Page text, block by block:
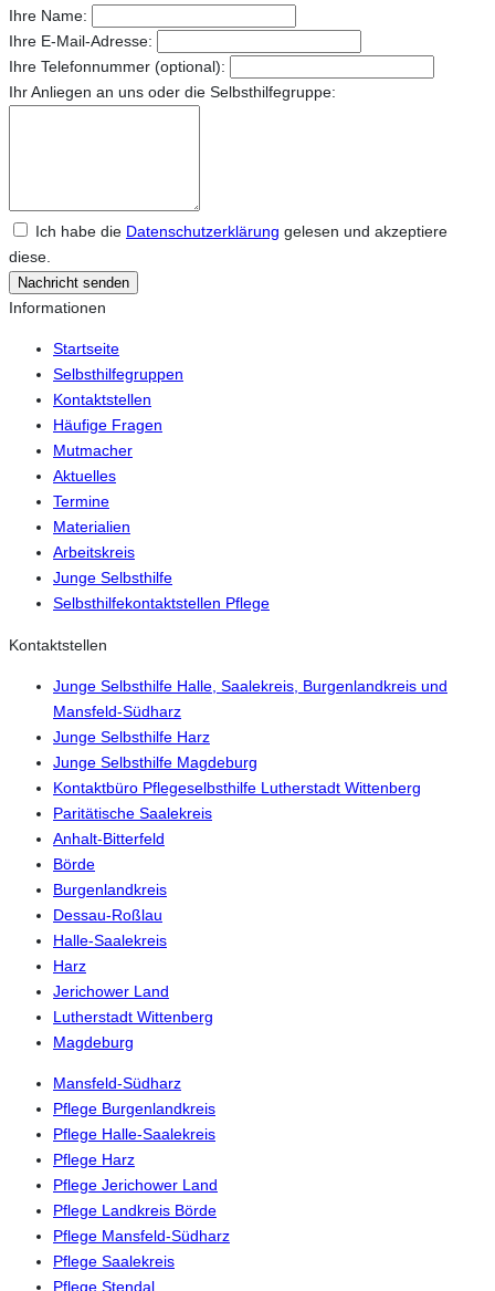
Ihre Name:
Ihre E-Mail-Adresse:
Ihre Telefonnummer (optional):
Ihr Anliegen an uns oder die Selbsthilfegruppe:
Ich habe die Datenschutzerklärung gelesen und akzeptiere
diese.
Nachricht senden
Informationen
Startseite
Selbsthilfegruppen
Kontaktstellen
Häufige Fragen
Mutmacher
Aktuelles
Termine
Materialien
Arbeitskreis
Junge Selbsthilfe
Selbsthilfekontaktstellen Pflege
Kontaktstellen
Junge Selbsthilfe Halle, Saalekreis, Burgenlandkreis und
Mansfeld-Südharz
Junge Selbsthilfe Harz
Junge Selbsthilfe Magdeburg
Kontaktbüro Pflegeselbsthilfe Lutherstadt Wittenberg
Paritätische Saalekreis
Anhalt-Bitterfeld
Börde
Burgenlandkreis
Dessau-Roßlau
Halle-Saalekreis
Harz
Jerichower Land
Lutherstadt Wittenberg
Magdeburg
Mansfeld-Südharz
Pflege Burgenlandkreis
Pflege Halle-Saalekreis
Pflege Harz
Pflege Jerichower Land
Pflege Landkreis Börde
Pflege Mansfeld-Südharz
Pflege Saalekreis
Pflege Stendal